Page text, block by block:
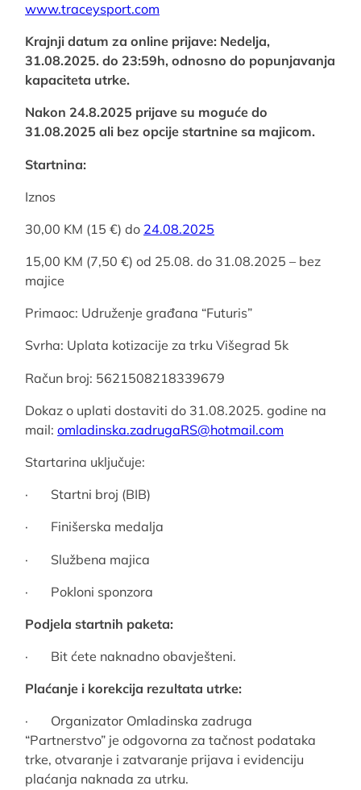
www.traceysport.com
Krajnji datum za online prijave: Nedelja,
31.08.2025. do 23:59h, odnosno do popunjavanja
kapaciteta utrke.
Nakon 24.8.2025 prijave su moguće do
31.08.2025 ali bez opcije startnine sa majicom.
Startnina:
Iznos
30,00 KM (15 €) do 24.08.2025
15,00 KM (7,50 €) od 25.08. do 31.08.2025 – bez
majice
Primaoc: Udruženje građana “Futuris”
Svrha: Uplata kotizacije za trku Višegrad 5k
Račun broj: 5621508218339679
Dokaz o uplati dostaviti do 31.08.2025. godine na
mail:omladinska.zadrugaRS@hotmail.com
Startarina uključuje:
· Startni broj (BIB)
· Finišerska medalja
· Službena majica
· Pokloni sponzora
Podjela startnih paketa:
· Bit ćete naknadno obavješteni.
Plaćanje i korekcija rezultata utrke:
· Organizator Omladinska zadruga
“Partnerstvo” je odgovorna za tačnost podataka
trke, otvaranje i zatvaranje prijava i evidenciju
plaćanja naknada za utrku.